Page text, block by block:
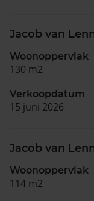
Jacob van
Woonoppervlak
130 m2
Verkoopdatum
15 juni 2026
Jacob van
Woonoppervlak
114 m2